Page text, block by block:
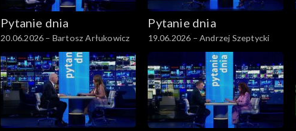
Pytanie dnia
20.06.2026 – Bartosz Arłukowicz
Pytanie dnia
19.06.2026 – Andrzej Szeptycki